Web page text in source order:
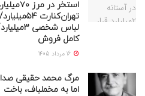
کامل فروش
مرگ محمد حقیقی
اما به مخملباف، باخت